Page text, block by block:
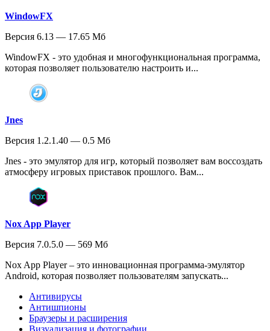
WindowFX
Версия 6.13 — 17.65 Мб
WindowFX - это удобная и многофункциональная программа,
которая позволяет пользователю настроить и...
Jnes
Версия 1.2.1.40 — 0.5 Мб
Jnes - это эмулятор для игр, который позволяет вам воссоздать
атмосферу игровых приставок прошлого. Вам...
Nox App Player
Версия 7.0.5.0 — 569 Мб
Nox App Player – это инновационная программа-эмулятор
Android, которая позволяет пользователям запускать...
Антивирусы
Антишпионы
Браузеры и расширения
Визуализация и фотографии